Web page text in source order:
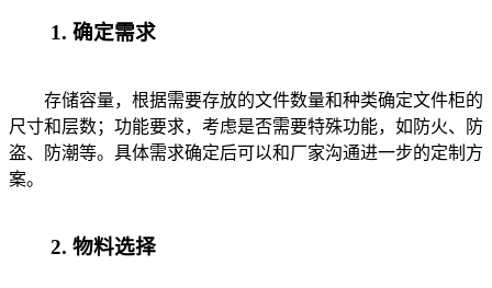
1. 确定需求
存储容量，根据需要存放的文件数量和种类确定文件柜的
尺寸和层数；功能要求，考虑是否需要特殊功能，如防火、防
盗、防潮等。具体需求确定后可以和厂家沟通进一步的定制方
案。
2. 物料选择